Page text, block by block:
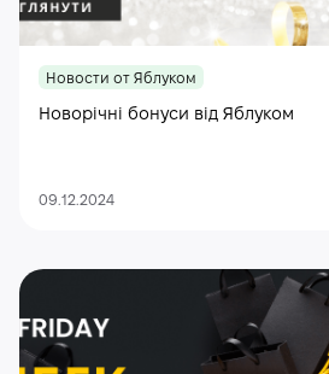
Новости от Яблуком
Новорічні бонуси від Яблуком
09.12.2024